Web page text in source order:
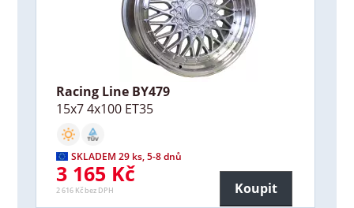
Racing Line BY479
15x7 4x100 ET35
SKLADEM 29 ks, 5-8 dnů
3 165 Kč
2 616 Kč bez DPH Koupit